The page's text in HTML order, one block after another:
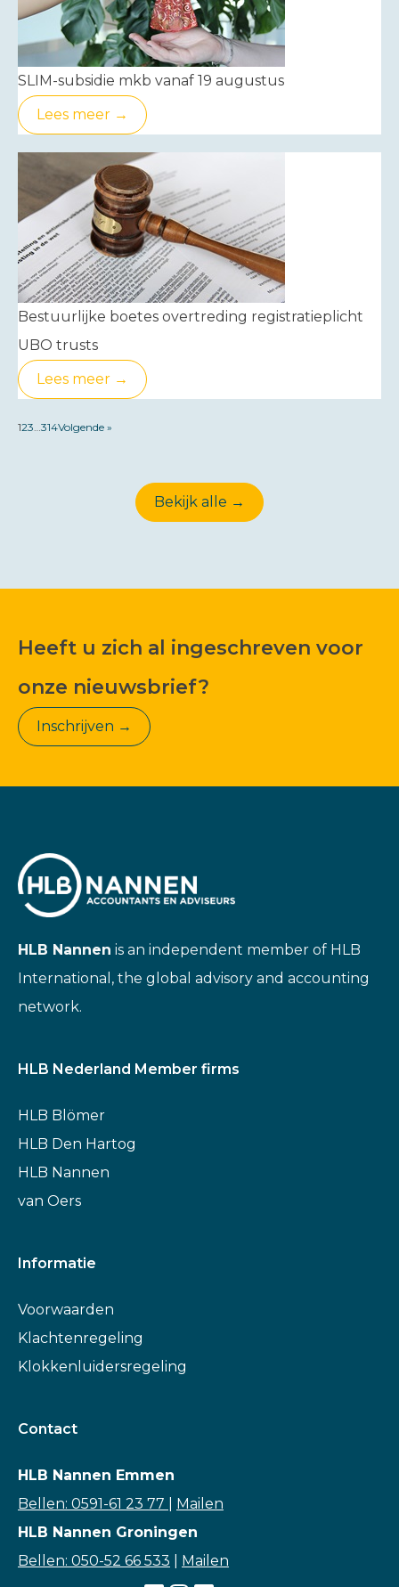
SLIM-subsidie mkb vanaf 19 augustus
Lees meer →
Bestuurlijke boetes overtreding registratieplicht
UBO trusts
Lees meer →
123 314Volgende »
Bekijk alle →
Heeft u zich al ingeschreven voor
onze nieuwsbrief?
Inschrijven →
HLB Nannen is an independent member of HLB
International, the global advisory and accounting
network.
HLB Nederland Member firms
HLB Blömer
HLB Den Hartog
HLB Nannen
van Oers
Informatie
Voorwaarden
Klachtenregeling
Klokkenluidersregeling
Contact
HLB Nannen Emmen
Bellen: 0591-61 23 77
Mailen
HLB Nannen Groningen
Bellen: 050-52 66 533
Mailen